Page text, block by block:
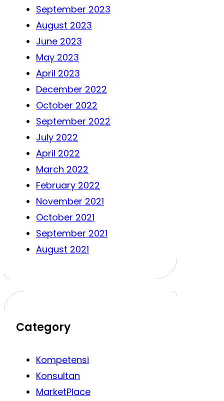
September 2023
August 2023
June 2023
May 2023
April 2023
December 2022
October 2022
September 2022
July 2022
April 2022
March 2022
February 2022
November 2021
October 2021
September 2021
August 2021
Category
Kompetensi
Konsultan
MarketPlace